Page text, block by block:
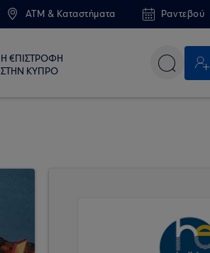
ATM & Καταστήματα Ραντεβού
Η €ΠΙΣΤΡΟΦΗ
ΣΤΗΝ ΚΥΠΡΟ